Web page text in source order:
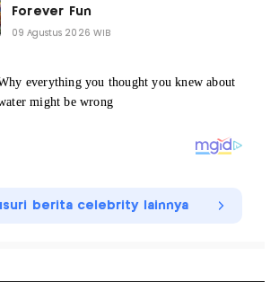
Forever Fun
09 Agustus 2026 WIB
berita celebrity lainnya